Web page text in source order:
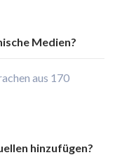
Medien?
aus 170
hinzufügen?